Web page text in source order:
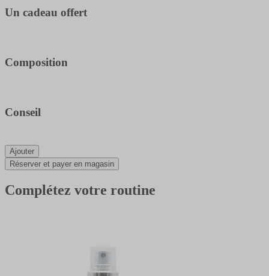
Un cadeau offert
Composition
Conseil
Ajouter
Réserver et payer en magasin
Complétez votre routine